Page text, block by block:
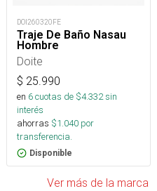
DOI260320FE
Traje De Baño Nasau
Hombre
Doite
$ 25.990
en 6cuotas de $4.332sin
interés
ahorras $1.040 por
transferencia.
Disponible
Ver más de la marca